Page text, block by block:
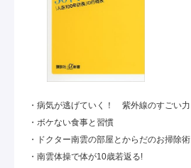
・病気が逃げていく！ 紫外線のすごい力
・ボケない食事と習慣
・ドクター南雲の部屋とからだのお掃除術
・南雲体操で体が10歳若返る!